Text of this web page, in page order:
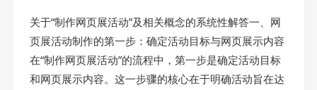
关于“制作网页展活动”及相关概念的系统性解答一、网
页展活动制作的第一步：确定活动目标与网页展示内容
在“制作网页展活动”的流程中，第一步是确定活动目标
和网页展示内容。这一步骤的核心在于明确活动旨在达